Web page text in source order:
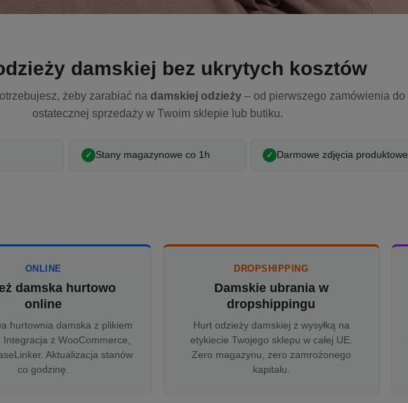
damskiej bez ukrytych kosztów
żeby zarabiać na damskiej odzieży – od pierwszego zamówienia do
ostatecznej sprzedaży w Twoim sklepie lub butiku.
Stany magazynowe co 1h Darmowe zdjęcia produktowe
ONLINE
damska hurtowo
online
hurtownia damska z plikiem
Integracja z WooCommerce,
Aktualizacja stanów
co godzinę.
DROPSHIPPING
Damskie ubrania w
dropshippingu
Hurt odzieży damskiej z wysyłką na
etykiecie Twojego sklepu w całej UE.
Zero magazynu, zero zamrożonego
kapitału.